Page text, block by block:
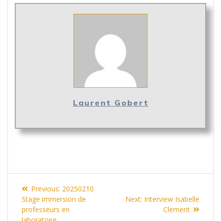
Laurent Gobert
Navigation
de
Previous: Previous
post:
20250210
Stage immersion de
professeurs en
Next: Next
Interview Isabelle
Clement